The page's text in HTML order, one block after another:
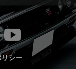
シー